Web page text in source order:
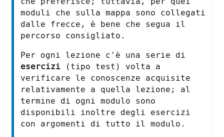
moduli che sulla mappa sono collegati
dalle frecce, è bene che segua il
percorso consigliato.
Per ogni lezione c'è una serie di
esercizi (tipo test) volta a
verificare le conoscenze acquisite
relativamente a quella lezione; al
termine di ogni modulo sono
disponibili inoltre degli esercizi
con argomenti di tutto il modulo.